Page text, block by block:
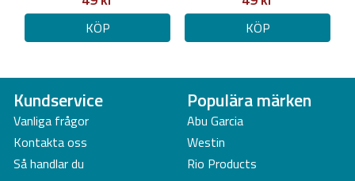
KÖP KÖP
Kundservice
Vanliga frågor
Kontakta oss
Så handlar du
Populära märken
Abu Garcia
Westin
Rio Products